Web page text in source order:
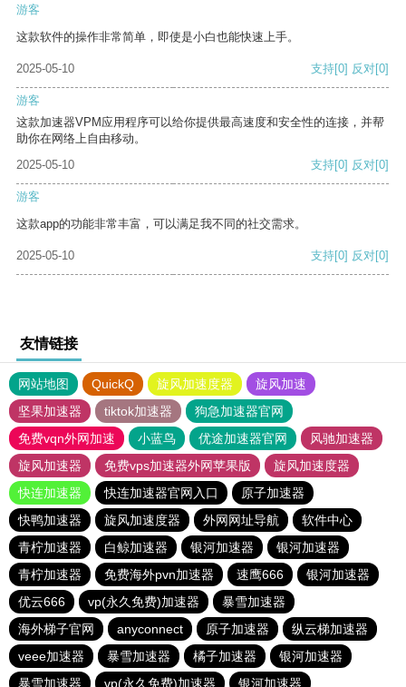
游客
这款软件的操作非常简单，即使是小白也能快速上手。
2025-05-10 支持[0] 反对[0]
游客
这款加速器VPM应用程序可以给你提供最高速度和安全性的连接，并帮
助你在网络上自由移动。
2025-05-10
支持[0] 反对[0]
游客
这款app的功能非常丰富，可以满足我不同的社交需求。
2025-05-10 支持[0] 反对[0]
友情链接
网站地图 QuickQ 旋风加速度器
旋风加速
坚果加速器
tiktok加速器
狗急加速器官网
免费vqn外网加速
小蓝鸟 优途加速器官网
风驰加速器
旋风加速器
免费vps加速器外网苹果版
旋风加速度器
快连加速器
快连加速器官网入口
原子加速器
快鸭加速器
旋风加速度器 外网网址导航
软件中心
青柠加速器
白鲸加速器 银河加速器
银河加速器
青柠加速器
免费海外pvn加速器 速鹰666
银河加速器
优云666
vp(永久免费)加速器
暴雪加速器
海外梯子官网
anyconnect 原子加速器
纵云梯加速器
veee加速器
暴雪加速器 橘子加速器
银河加速器
暴雪加速器
vp(永久免费)加速器 银河加速器